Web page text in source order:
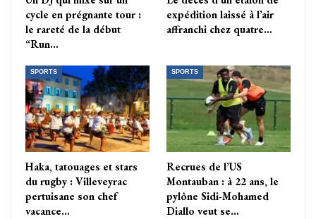
cycle en prégnante tour :
le rareté de la début
“Run…
expédition laissé à l’air
affranchi chez quatre…
SPORTS
Haka, tatouages et stars
du rugby : Villeveyrac
pertuisane son chef
vacance…
SPORTS
Recrues de l’US
Montauban : à 22 ans, le
pylône Sidi-Mohamed
Diallo veut se…